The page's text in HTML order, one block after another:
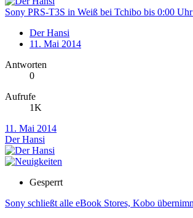
Sony PRS-T3S in Weiß bei Tchibo bis 0:00
Der Hansi
11. Mai 2014
Antworten
0
Aufrufe
1K
11. Mai 2014
Der Hansi
Gesperrt
Sony schließt alle eBook Stores, Kobo